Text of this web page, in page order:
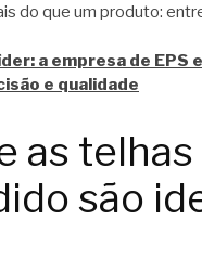
do que um produto:
a empresa de EPS
e qualidade
as
são